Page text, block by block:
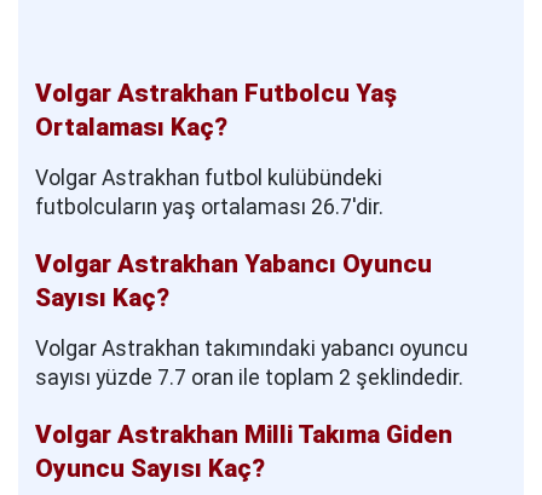
Volgar Astrakhan Futbolcu Yaş
Ortalaması Kaç?
Volgar Astrakhan futbol kulübündeki
futbolcuların yaş ortalaması 26.7'dir.
Volgar Astrakhan Yabancı Oyuncu
Sayısı Kaç?
Volgar Astrakhan takımındaki yabancı oyuncu
sayısı yüzde 7.7 oran ile toplam 2 şeklindedir.
Volgar Astrakhan Milli Takıma Giden
Oyuncu Sayısı Kaç?